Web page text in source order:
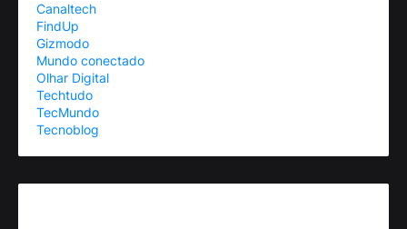
Canaltech
FindUp
Gizmodo
Mundo conectado
Olhar Digital
Techtudo
TecMundo
Tecnoblog